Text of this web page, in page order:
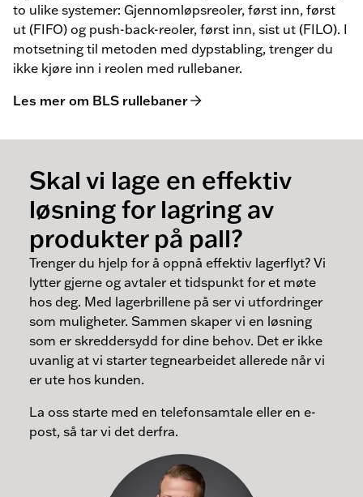
to ulike systemer: Gjennomløpsreoler, først inn, først
ut (FIFO) og push-back-reoler, først inn, sist ut (FILO). I
motsetning til metoden med dypstabling, trenger du
ikke kjøre inn i reolen med rullebaner.
Les mer om BLS rullebaner
Skal vi lage en effektiv
løsning for lagring av
produkter på pall?
Trenger du hjelp for å oppnå effektiv lagerflyt? Vi
lytter gjerne og avtaler et tidspunkt for et møte
hos deg. Med lagerbrillene på ser vi utfordringer
som muligheter. Sammen skaper vi en løsning
som er skreddersydd for dine behov. Det er ikke
uvanlig at vi starter tegnearbeidet allerede når vi
er ute hos kunden.
La oss starte med en telefonsamtale eller en e-
post, så tar vi det derfra.